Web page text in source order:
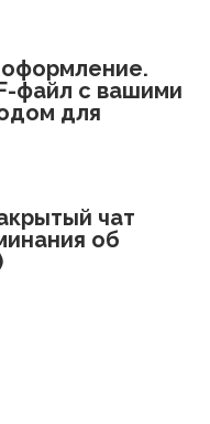
файл с вашими
для
чат
об